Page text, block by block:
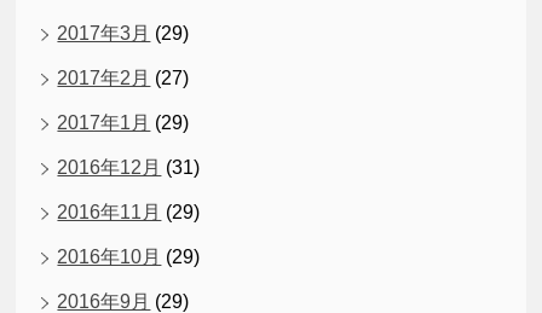
2017年3月 (29)
2017年2月 (27)
2017年1月 (29)
2016年12月 (31)
2016年11月 (29)
2016年10月 (29)
2016年9月 (29)